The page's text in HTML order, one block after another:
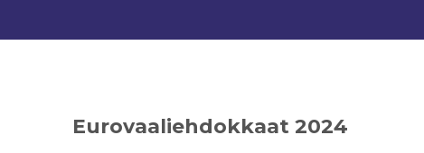
Eurovaaliehdokkaat 2024